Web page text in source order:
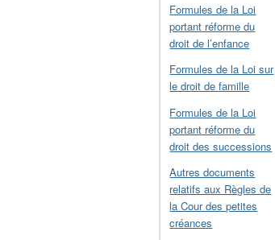
Formules de la Loi
portant réforme du
droit de l’enfance
Formules de la Loi sur
le droit de famille
Formules de la Loi
portant réforme du
droit des successions
Autres documents
relatifs aux Règles de
la Cour des petites
créances